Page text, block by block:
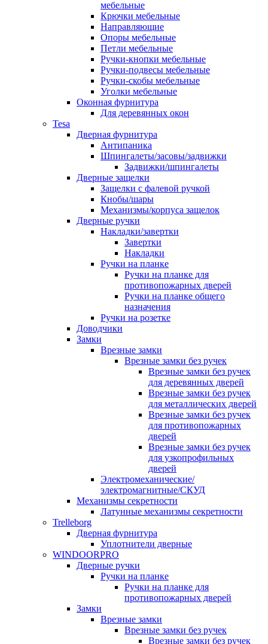
мебельные
Крючки мебельные
Направляющие
Опоры мебельные
Петли мебельные
Ручки-кнопки мебельные
Ручки-подвесы мебельные
Ручки-скобы мебельные
Уголки мебельные
Оконная фурнитура
Для деревянных окон
Tesa
Дверная фурнитура
Антипаника
Шпингалеты/засовы/задвижки
Задвижки/шпингалеты
Дверные защелки
Защелки с фалевой ручкой
Кнобы/шары
Механизмы/корпуса защелок
Дверные ручки
Накладки/завертки
Завертки
Накладки
Ручки на планке
Ручки на планке для
противопожарных дверей
Ручки на планке общего
назначения
Ручки на розетке
Доводчики
Замки
Врезные замки
Врезные замки без ручек
Врезные замки без ручек
для деревянных дверей
Врезные замки без ручек
для металлических дверей
Врезные замки без ручек
для противопожарных
дверей
Врезные замки без ручек
для узкопрофильных
дверей
Электромеханические/
электромагнитные/СКУД
Механизмы секретности
Латунные механизмы секретности
Trelleborg
Дверная фурнитура
Уплотнители дверные
WINDOORPRO
Дверные ручки
Ручки на планке
Ручки на планке для
противопожарных дверей
Замки
Врезные замки
Врезные замки без ручек
Врезные замки без ручек